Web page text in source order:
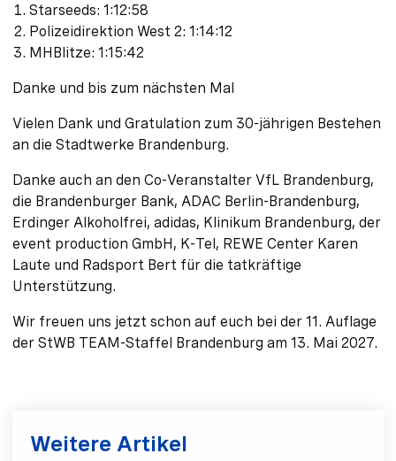
Starseeds: 1:12:58
Polizeidirektion West 2: 1:14:12
MHBlitze: 1:15:42
Danke und bis zum nächsten Mal
Vielen Dank und Gratulation zum 30-jährigen Bestehen
an die Stadtwerke Brandenburg.
Danke auch an den Co-Veranstalter VfL Brandenburg,
die Brandenburger Bank, ADAC Berlin-Brandenburg,
Erdinger Alkoholfrei, adidas, Klinikum Brandenburg, der
event production GmbH, K-Tel, REWE Center Karen
Laute und Radsport Bert für die tatkräftige
Unterstützung.
Wir freuen uns jetzt schon auf euch bei der 11. Auflage
der StWB TEAM-Staffel Brandenburg am 13. Mai 2027.
Weitere Artikel